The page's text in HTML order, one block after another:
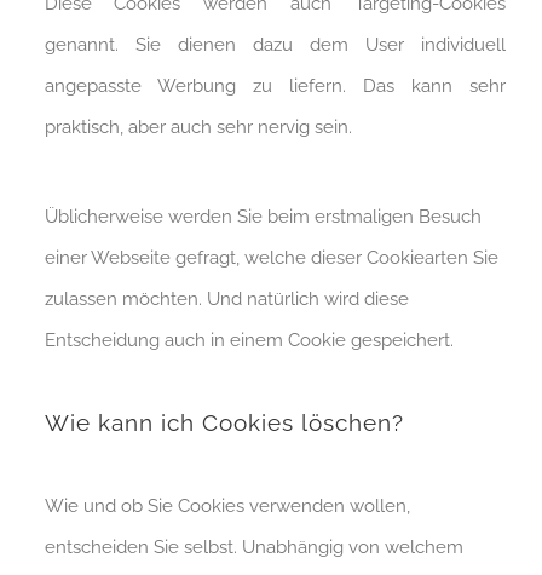
genannt. Sie dienen dazu dem User individuell
angepasste Werbung zu liefern. Das kann sehr
praktisch, aber auch sehr nervig sein.
Üblicherweise werden Sie beim erstmaligen Besuch
einer Webseite gefragt, welche dieser Cookiearten Sie
zulassen möchten. Und natürlich wird diese
Entscheidung auch in einem Cookie gespeichert.
Wie kann ich Cookies löschen?
Wie und ob Sie Cookies verwenden wollen,
entscheiden Sie selbst. Unabhängig von welchem